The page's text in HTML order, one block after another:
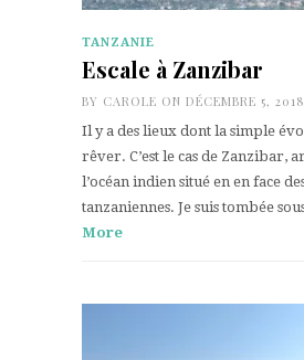
TANZANIE
Escale à Zanzibar
BY CAROLE ON DÉCEMBRE 5, 2018
Il y a des lieux dont la simple
rêver. C’est le cas de Zanzibar,
l’océan indien situé en en face
tanzaniennes. Je suis tombée
More